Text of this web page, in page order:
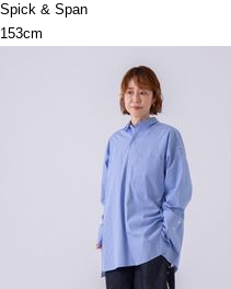
Spick & Span
153cm